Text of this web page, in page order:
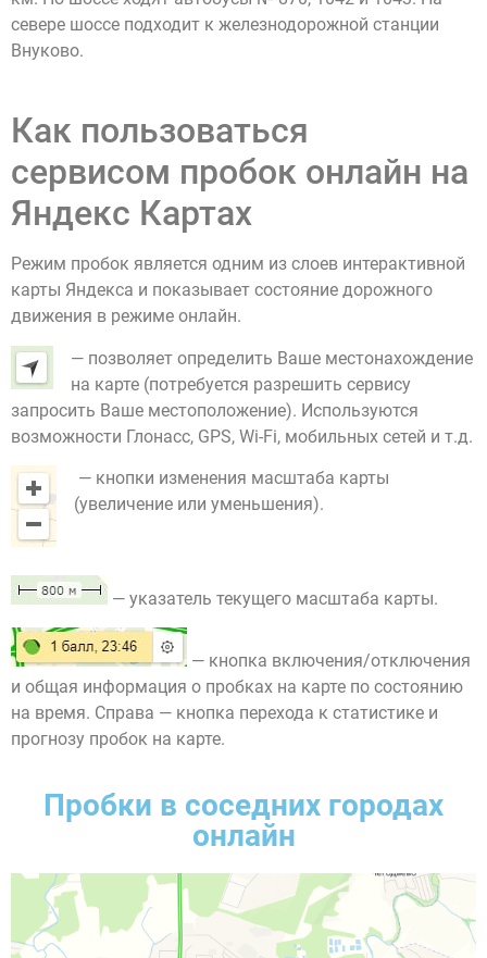
севере шоссе подходит к железнодорожной станции
Внуково.
Как пользоваться
сервисом пробок онлайн на
Яндекс Картах
Режим пробок является одним из слоев интерактивной
карты Яндекса и показывает состояние дорожного
движения в режиме онлайн.
— позволяет определить Ваше местонахождение
на карте (потребуется разрешить сервису
запросить Ваше местоположение). Используются
возможности Глонасс, GPS, Wi-Fi, мобильных сетей и т.д.
— кнопки изменения масштаба карты
(увеличение или уменьшения).
— указатель текущего масштаба карты.
— кнопка включения/отключения
и общая информация о пробках на карте по состоянию
на время. Справа — кнопка перехода к статистике и
прогнозу пробок на карте.
Пробки в соседних городах
онлайн